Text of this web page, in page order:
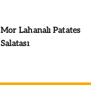
Mor Lahanalı Patates
Salatası